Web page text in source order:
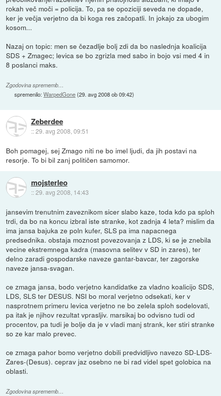
rokah več moči = policija. To, pa se opoziciji seveda ne dopade,
ker je večja verjetno da bi koga res začopatli. In jokajo za ubogim
kosom...
Nazaj on topic: men se čezadlje bolj zdi da bo naslednja koalicija
SDS + Zmagec; levica se bo zgrizla med sabo in bojo vsi med 4 in
8 poslanci maks.
Zgodovina sprememb…
spremenilo:WarpedGone(29. avg 2008 ob 09:42)
Zeberdee
::29. avg 2008, 09:51
Boh pomagej, sej Zmago niti ne bo imel ljudi, da jih postavi na
resorje. To bi bil zanj političen samomor.
mojsterleo
::29. avg 2008, 14:43
jansevim trenutnim zaveznikom sicer slabo kaze, toda kdo pa sploh
trdi, da bo na koncu izbral iste stranke, kot zadnja 4 leta? mislim da
ima jansa bajuka ze poln kufer, SLS pa ima napacnega
predsednika. obstaja moznost povezovanja z LDS, ki se je znebila
vecine ekstremnega kadra (masovna selitev v SD in zares), ter
delno zaradi gospodarske naveze gantar-bavcar, ter zagorske
naveze jansa-svagan.
ce zmaga jansa, bodo verjetno kandidatke za vladno koalicijo SDS,
LDS, SLS ter DESUS. NSI bo moral verjetno odsekati, ker v
nasprotnem primeru levica verjetno ne bo zelela sploh sodelovati,
pa itak je njihov rezultat vprasljiv. marsikaj bo odvisno tudi od
procentov, pa tudi je bolje da je v vladi manj strank, ker stiri stranke
so ze kar malo prevec.
ce zmaga pahor bomo verjetno dobili predvidljivo navezo SD-LDS-
Zares-(Desus). ceprav jaz osebno ne bi rad videl spet golobica na
oblasti.
Zgodovina sprememb…